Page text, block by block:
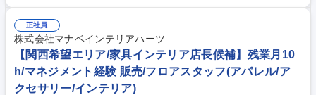
先の開拓 ・商品戦略の立案（仕入・販売・販促・在庫・消化） ・店舗ス
タッフへの商品提案、販売方針の浸透 ・商品ディスプレイ、売場づくりの
企画・改善 ・EC部門との連携および販売促進施策の立案、販売実績の分
「攻め」のバイヤー募集
正社員
株式会社マナベインテリアハーツ
【関西希望エリア/家具インテリア店長候補】残業月10
h/マネジメント経験 販売/フロアスタッフ(アパレル/ア
クセサリー/インテリア)